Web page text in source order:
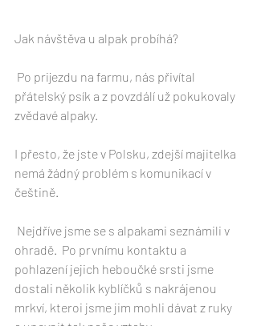
Jak návštěva u alpak probíhá?
přátelský psík a z povzdálí už pokukovaly
zvědavé alpaky.
I přesto, že jste v Polsku, zdejší majitelka
nemá žádný problém s komunikací v
češtině.
ohradě.  Po prvnímu kontaktu a
pohlazení jejich heboučké srsti jsme
dostali několik kyblíčků s nakrájenou
mrkví, kteroi jsme jim mohli dávat z ruky